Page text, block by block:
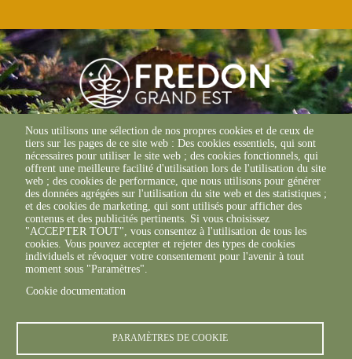
© FREDON 2019 -Mentions légales
Nous utilisons une sélection de nos propres cookies et de ceux de
tiers sur les pages de ce site web : Des cookies essentiels, qui sont
nécessaires pour utiliser le site web ; des cookies fonctionnels, qui
offrent une meilleure facilité d'utilisation lors de l'utilisation du site
web ; des cookies de performance, que nous utilisons pour générer
des données agrégées sur l'utilisation du site web et des statistiques ;
et des cookies de marketing, qui sont utilisés pour afficher des
contenus et des publicités pertinents. Si vous choisissez
"ACCEPTER TOUT", vous consentez à l'utilisation de tous les
cookies. Vous pouvez accepter et rejeter des types de cookies
individuels et révoquer votre consentement pour l'avenir à tout
moment sous "Paramètres".
Cookie documentation
PARAMÈTRES DE COOKIE